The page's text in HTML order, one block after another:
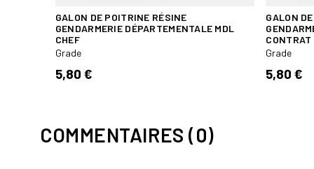
GALON DE POITRINE RÉSINE
GENDARMERIE DÉPARTEMENTALE MDL
CHEF
Grade
5,80 €
GALON
CONTRAT
Grade
5,80 €
COMMENTAIRES (0)